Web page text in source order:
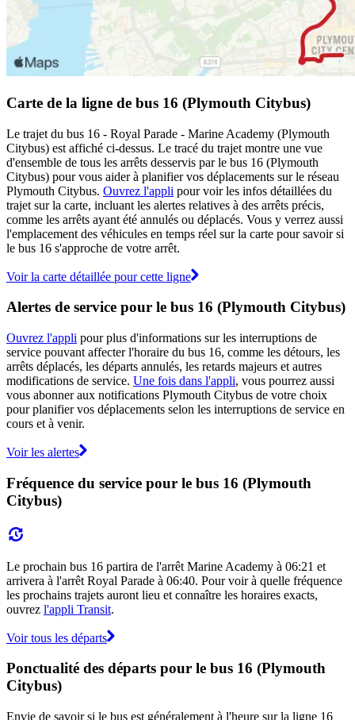
Carte de la ligne de bus 16 (Plymouth Citybus)
Le trajet du bus 16 - Royal Parade - Marine Academy (Plymouth
Citybus) est affiché ci-dessus. Le tracé du trajet montre une vue
d'ensemble de tous les arrêts desservis par le bus 16 (Plymouth
Citybus) pour vous aider à planifier vos déplacements sur le réseau
Plymouth Citybus. Ouvrez l'appli pour voir les infos détaillées du
trajet sur la carte, incluant les alertes relatives à des arrêts précis,
comme les arrêts ayant été annulés ou déplacés. Vous y verrez aussi
l'emplacement des véhicules en temps réel sur la carte pour savoir si
le bus 16 s'approche de votre arrêt.
Voir la carte détaillée pour cette ligne
Alertes de service pour le bus 16 (Plymouth Citybus)
Ouvrez l'appli pour plus d'informations sur les interruptions de
service pouvant affecter l'horaire du bus 16, comme les détours, les
arrêts déplacés, les départs annulés, les retards majeurs et autres
modifications de service. Une fois dans l'appli, vous pourrez aussi
vous abonner aux notifications Plymouth Citybus de votre choix
pour planifier vos déplacements selon les interruptions de service en
cours et à venir.
Voir les alertes
Fréquence du service pour le bus 16 (Plymouth
Citybus)
Le prochain bus 16 partira de l'arrêt Marine Academy à 06:21 et
arrivera à l'arrêt Royal Parade à 06:40. Pour voir à quelle fréquence
les prochains trajets auront lieu et connaître les horaires exacts,
ouvrez l'appli Transit.
Voir tous les départs
Ponctualité des départs pour le bus 16 (Plymouth
Citybus)
Envie de savoir si le bus est généralement à l'heure sur la ligne 16